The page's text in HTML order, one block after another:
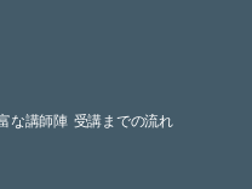
な講師陣 受講までの流れ